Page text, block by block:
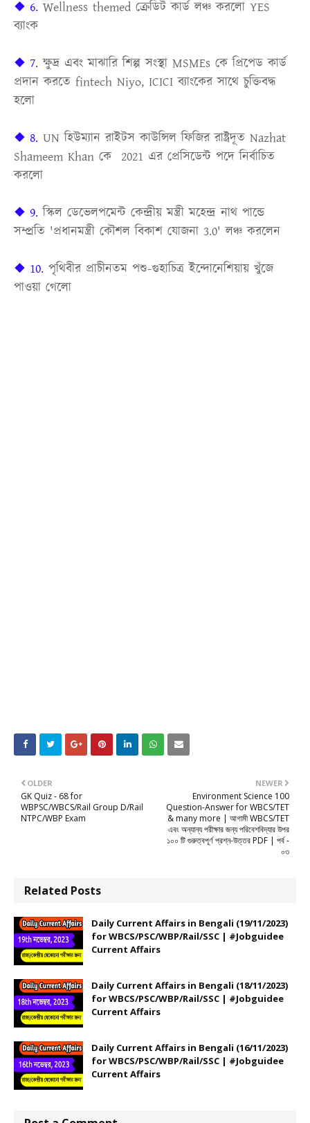
❖ 6. Wellness themed ক্রেডিট কার্ড লঞ্চ করলো YES
ব্যাংক
❖ 7.ক্ষুদ্র এবং মাঝারি শিল্প সংস্থা MSMEs কে প্রিপেড কার্ড
প্রদান করতে fintech Niyo, ICICI ব্যাংকের সাথে চুক্তিবদ্ধ
হলো
❖ 8. UN হিউম্যান রাইটস কাউন্সিল ফিজির রাষ্ট্রদূত Nazhat
Shameem Khan কে 2021 এর প্রেসিডেন্ট পদে নির্বাচিত
করলো
❖ 9. স্কিল ডেভেলপমেন্ট কেন্দ্রীয় মন্ত্রী মহেন্দ্র নাথ পান্ডে
সম্প্রতি 'প্রধানমন্ত্রী কৌশল বিকাশ যোজনা 3.0' লঞ্চ করলেন
❖ 10. পৃথিবীর প্রাচীনতম পশু-গুহাচিত্র ইন্দোনেশিয়ায় খুঁজে
পাওয়া গেলো
NEWER
Environment Science 100
Question-Answer for WBCS/TET
& many more | আগামী WBCS/TET
এবং অন্যান্য পরীক্ষার জন্য পরিবেশবিদ্যার উপর
১০০ টি গুরুত্বপূর্ণ প্রশ্ন-উত্তর PDF | পর্ব -
০৩
OLDER
GK Quiz - 68 for
WBPSC/WBCS/Rail Group D/Rail
NTPC/WBP Exam
Related Posts
Daily Current Affairs in Bengali (19/11/2023)
for WBCS/PSC/WBP/Rail/SSC | #Jobguidee
Current Affairs
Daily Current Affairs in Bengali (18/11/2023)
for WBCS/PSC/WBP/Rail/SSC | #Jobguidee
Current Affairs
Daily Current Affairs in Bengali (16/11/2023)
for WBCS/PSC/WBP/Rail/SSC | #Jobguidee
Current Affairs